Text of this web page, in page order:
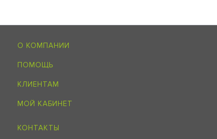
О КОМПАНИИ
ПОМОЩЬ
КЛИЕНТАМ
МОЙ КАБИНЕТ
КОНТАКТЫ